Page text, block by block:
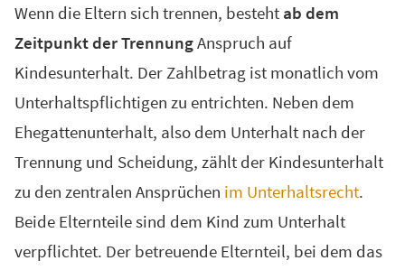
Wenn die Eltern sich trennen, besteht ab dem
Zeitpunkt der TrennungAnspruch auf
Kindesunterhalt. Der Zahlbetrag ist monatlich vom
Unterhaltspflichtigen zu entrichten. Neben dem
Ehegattenunterhalt, also dem Unterhalt nach der
Trennung und Scheidung, zählt der Kindesunterhalt
zu den zentralen Ansprüchen im Unterhaltsrecht.
Beide Elternteile sind dem Kind zum Unterhalt
verpflichtet. Der betreuende Elternteil, bei dem das